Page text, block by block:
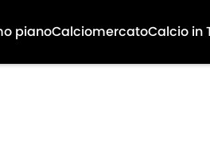
pianoCalciomercatoCalcio in